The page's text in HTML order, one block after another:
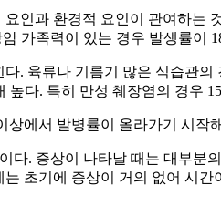
인과 환경적 요인이 관여하는
가족력이 있는 경우 발생률이
. 육류나 기름기 많은 식습관
다. 특히 만성 췌장염의 경우
에서 발병률이 올라가기 시작
다. 증상이 나타날 때는 대부
초기에 증상이 거의 없어 시